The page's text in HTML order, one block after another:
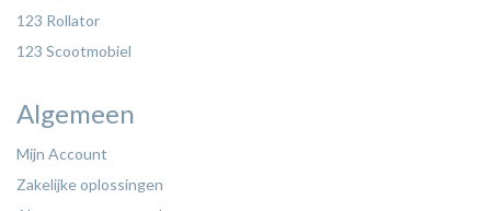
123 Rollator
123 Scootmobiel
Algemeen
Mijn Account
Zakelijke oplossingen